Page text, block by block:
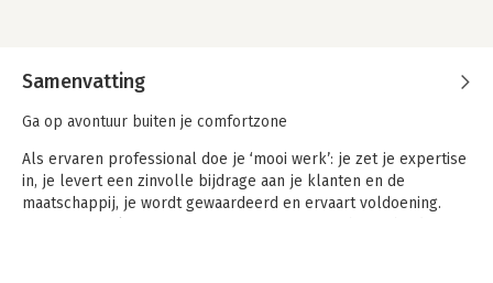
Samenvatting
Ga op avontuur buiten je comfortzone
Als ervaren professional doe je ‘mooi werk’: je zet je expertise
in, je levert een zinvolle bijdrage aan je klanten en de
maatschappij, je wordt gewaardeerd en ervaart voldoening.